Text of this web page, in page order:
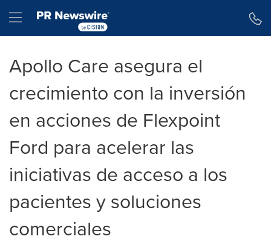
Hamburger menu
Apollo Care asegura el
crecimiento con la inversión
en acciones de Flexpoint
Ford para acelerar las
iniciativas de acceso a los
pacientes y soluciones
comerciales